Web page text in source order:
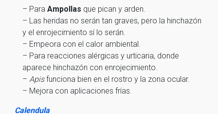
– Para Ampollas que pican y arden.
– Las heridas no serán tan graves, pero la hinchazón
y el enrojecimiento sí lo serán.
– Empeora con el calor ambiental.
– Para reacciones alérgicas y urticaria, donde
aparece hinchazón con enrojecimiento.
– Apisfunciona bien en el rostro y la zona ocular.
– Mejora con aplicaciones frías.
Calendula